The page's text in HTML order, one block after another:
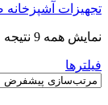
تجهیزات آشپزخانه
نمایش همه 9 نتیجه
فیلترها